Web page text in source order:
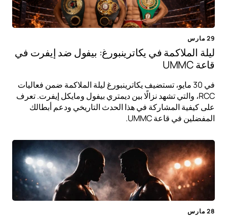
29 مارس
ليلة الملاكمة في يكاترينبورغ: بيفول ضد إيفرت في
قاعة UMMC
في 30 مايو، تستضيف يكاترينبورغ ليلة الملاكمة ضمن فعاليات
RCC، والتي تشهد نزالًا بين ديمتري بيفول ومايكل إيفرت. تعرف
على كيفية المشاركة في هذا الحدث التاريخي ودعم أبطالك
المفضلين في قاعة UMMC.
28 مارس